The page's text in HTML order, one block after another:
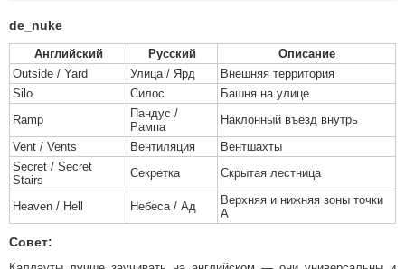
de_nuke
Английский Русский
Описание
Outside / Yard
Улица / Ярд
Внешняя территория
Silo
Силос
Башня на улице
Ramp
Пандус /
Рампа
Наклонный въезд внутрь
Vent / Vents
Вентиляция
Вентшахты
Secret / Secret
Stairs
Секретка Скрытая лестница
Heaven / Hell Небеса / Ад
Верхняя и нижняя зоны точки
А
Совет: